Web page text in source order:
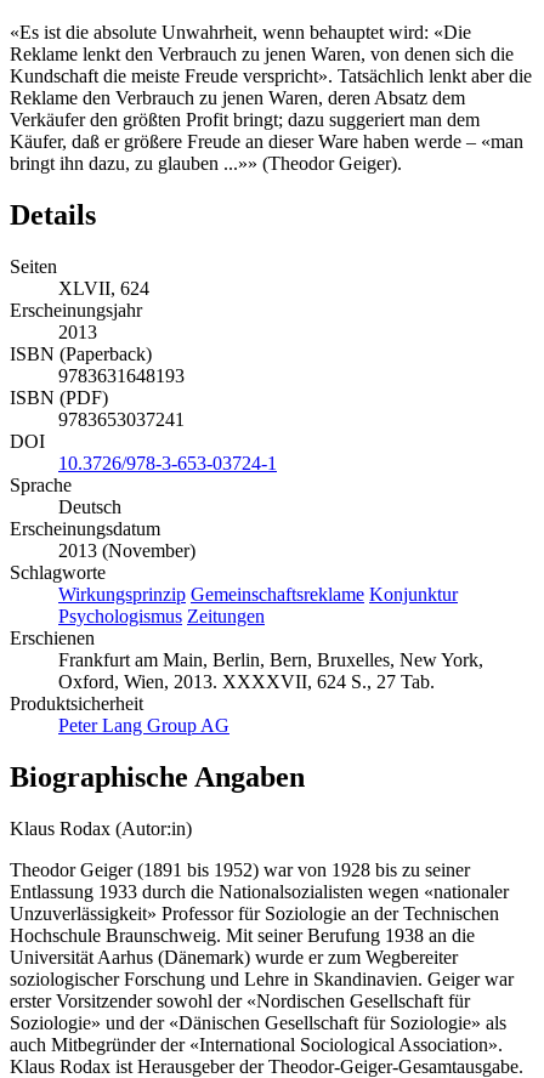
«Es ist die absolute Unwahrheit, wenn behauptet wird: «Die
Reklame lenkt den Verbrauch zu jenen Waren, von denen sich die
Kundschaft die meiste Freude verspricht». Tatsächlich lenkt aber die
Reklame den Verbrauch zu jenen Waren, deren Absatz dem
Verkäufer den größten Profit bringt; dazu suggeriert man dem
Käufer, daß er größere Freude an dieser Ware haben werde – «man
bringt ihn dazu, zu glauben ...»» (Theodor Geiger).
Details
Seiten
XLVII, 624
Erscheinungsjahr
2013
ISBN (Paperback)
9783631648193
ISBN (PDF)
9783653037241
DOI
10.3726/978-3-653-03724-1
Sprache
Deutsch
Erscheinungsdatum
2013 (November)
Schlagworte
Wirkungsprinzip Gemeinschaftsreklame Konjunktur
Psychologismus Zeitungen
Erschienen
Frankfurt am Main, Berlin, Bern, Bruxelles, New York,
Oxford, Wien, 2013. XXXXVII, 624 S., 27 Tab.
Produktsicherheit
Peter Lang Group AG
Biographische Angaben
Klaus Rodax (Autor:in)
Theodor Geiger (1891 bis 1952) war von 1928 bis zu seiner
Entlassung 1933 durch die Nationalsozialisten wegen «nationaler
Unzuverlässigkeit» Professor für Soziologie an der Technischen
Hochschule Braunschweig. Mit seiner Berufung 1938 an die
Universität Aarhus (Dänemark) wurde er zum Wegbereiter
soziologischer Forschung und Lehre in Skandinavien. Geiger war
erster Vorsitzender sowohl der «Nordischen Gesellschaft für
Soziologie» und der «Dänischen Gesellschaft für Soziologie» als
auch Mitbegründer der «International Sociological Association».
Klaus Rodax ist Herausgeber der Theodor-Geiger-Gesamtausgabe.